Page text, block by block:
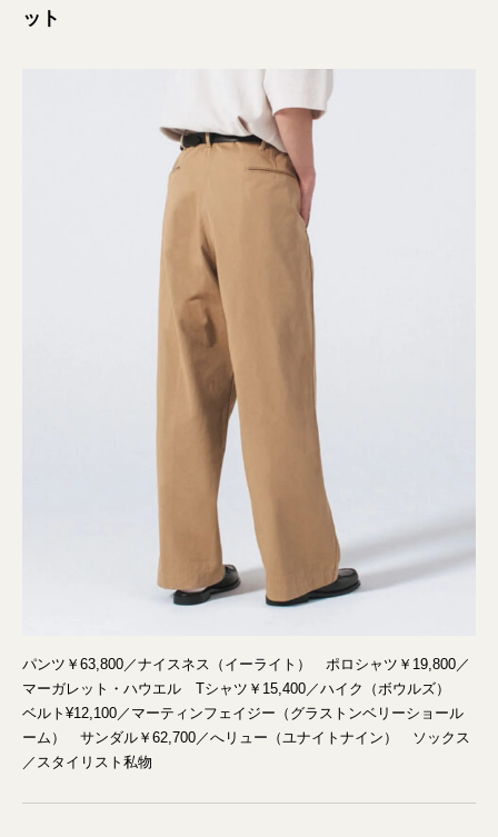
ット
パンツ￥63,800／ナイスネス（イーライト） ポロシャツ￥19,800／
マーガレット・ハウエル Tシャツ￥15,400／ハイク（ボウルズ）
ベルト¥12,100／マーティンフェイジー（グラストンベリーショール
ーム） サンダル￥62,700／へリュー（ユナイトナイン） ソックス
／スタイリスト私物